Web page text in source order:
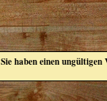
Sie haben einen